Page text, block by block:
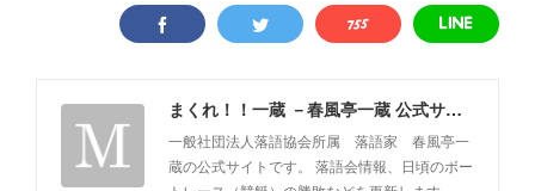
まくれ！！一蔵 －春風亭一蔵 公式サイト－
一般社団法人落語協会所属 落語家 春風亭一
蔵の公式サイトです。 落語会情報、日頃のボー